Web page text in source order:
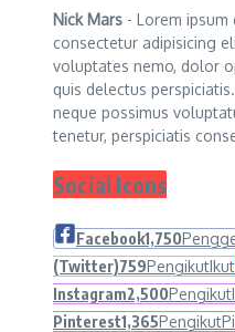
Nick Mars - Lorem
consectetur adipisicing
voluptates nemo, dolor
quis delectus
neque possimus
tenetur, perspiciatis
Social Icons
Facebook1,750
(Twitter)759Pengikut
Instagram2,500Pengikut
Pinterest1,365Pengikut